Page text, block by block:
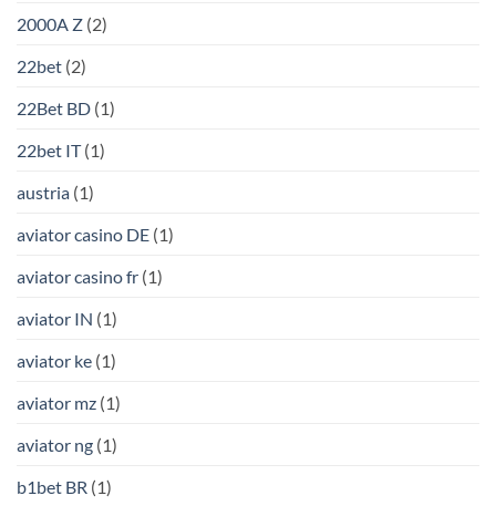
2000A Z (2)
22bet (2)
22Bet BD (1)
22bet IT(1)
austria (1)
aviator casino DE (1)
aviator casino fr (1)
aviator IN (1)
aviator ke (1)
aviator mz (1)
aviator ng (1)
b1bet BR (1)